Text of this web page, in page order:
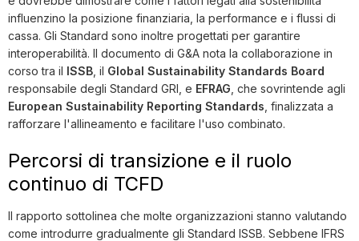
influenzino la posizione finanziaria, la performance e i flussi di
cassa. Gli Standard sono inoltre progettati per garantire
interoperabilità. Il documento di G&A nota la collaborazione in
corso tra il ISSB , il Global Sustainability Standards Board
responsabile degli Standard GRI, e EFRAG , che sovrintende agli
European Sustainability Reporting Standards , finalizzata a
rafforzare l'allineamento e facilitare l'uso combinato.
Percorsi di transizione e il ruolo
continuo di TCFD
Il rapporto sottolinea che molte organizzazioni stanno valutando
come introdurre gradualmente gli Standard ISSB. Sebbene IFRS